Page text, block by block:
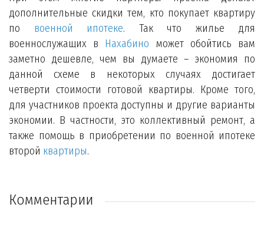
дополнительные скидки тем, кто покупает квартиру
по военной ипотеке. Так что жилье для
военнослужащих в Нахабино может обойтись вам
заметно дешевле, чем вы думаете – экономия по
данной схеме в некоторых случаях достигает
четверти стоимости готовой квартиры. Кроме того,
для участников проекта доступны и другие варианты
экономии. В частности, это коллективный ремонт, а
также помощь в приобретении по военной ипотеке
второй квартиры.
Комментарии